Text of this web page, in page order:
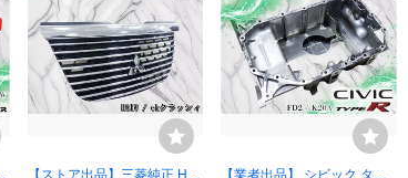
【ストア出品】三菱純正 H81
【業者出品】 シビック タイ